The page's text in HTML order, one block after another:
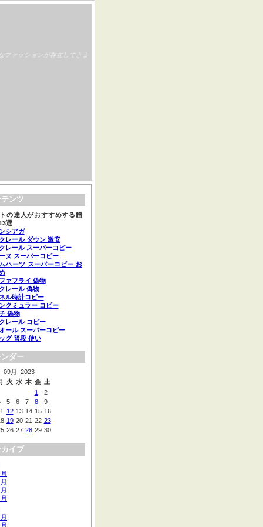
ファッションが存在してきま
テンツ
の達人がおすすめする贈
選
シアガ
レール ダウン 激安
レール スーパーコピー
ヌ スーパーコピー
ハーツ スーパーコピー お
ァフライ 偽物
レール 偽物
ル時計コピー
クミュラー コピー
偽物
レール コピー
ール スーパーコピー
グ 普段 使い
ンダー
09月 2023
火 水 木 金 土
1
2
5 6 7 8
9
12 13 14 15 16
19 20 21 22 23
26 27 28 29 30
イブ